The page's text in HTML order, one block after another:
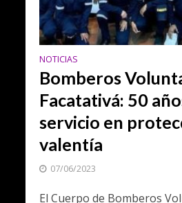
NOTICIAS
Bomberos
Facatativá: 50
servicio en
valentía
07/06/2023
El Cuerpo de Bomberos